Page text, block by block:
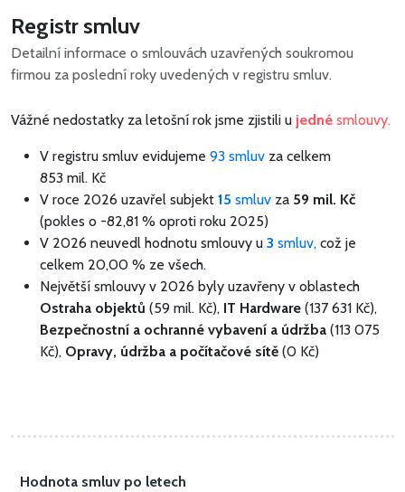
Registr smluv
Detailní informace o smlouvách uzavřených soukromou
firmou za poslední roky uvedených v registru smluv.
Vážné nedostatky za letošní rok jsme zjistili u jedné smlouvy.
V registru smluv evidujeme 93 smluv za celkem
853 mil. Kč
V roce 2026 uzavřel subjekt 15 smluv za 59 mil. Kč
(pokles o -82,81 % oproti roku 2025)
V 2026 neuvedl hodnotu smlouvy u 3 smluv, což je
celkem 20,00 % ze všech.
Největší smlouvy v 2026 byly uzavřeny v oblastech
Ostraha objektů (59 mil. Kč), IT Hardware (137 631 Kč),
Bezpečnostní a ochranné vybavení a údržba (113 075
Kč), Opravy, údržba a počítačové sítě (0 Kč)
Hodnota smluv po letech